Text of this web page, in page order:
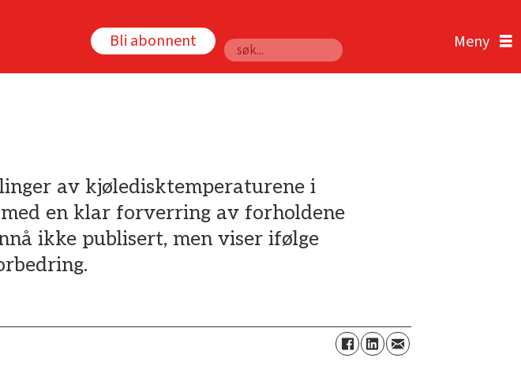
Bli abonnent
Søk
av kjøledisktemperaturene i
en klar forverring av forholdene
ikke publisert, men viser ifølge